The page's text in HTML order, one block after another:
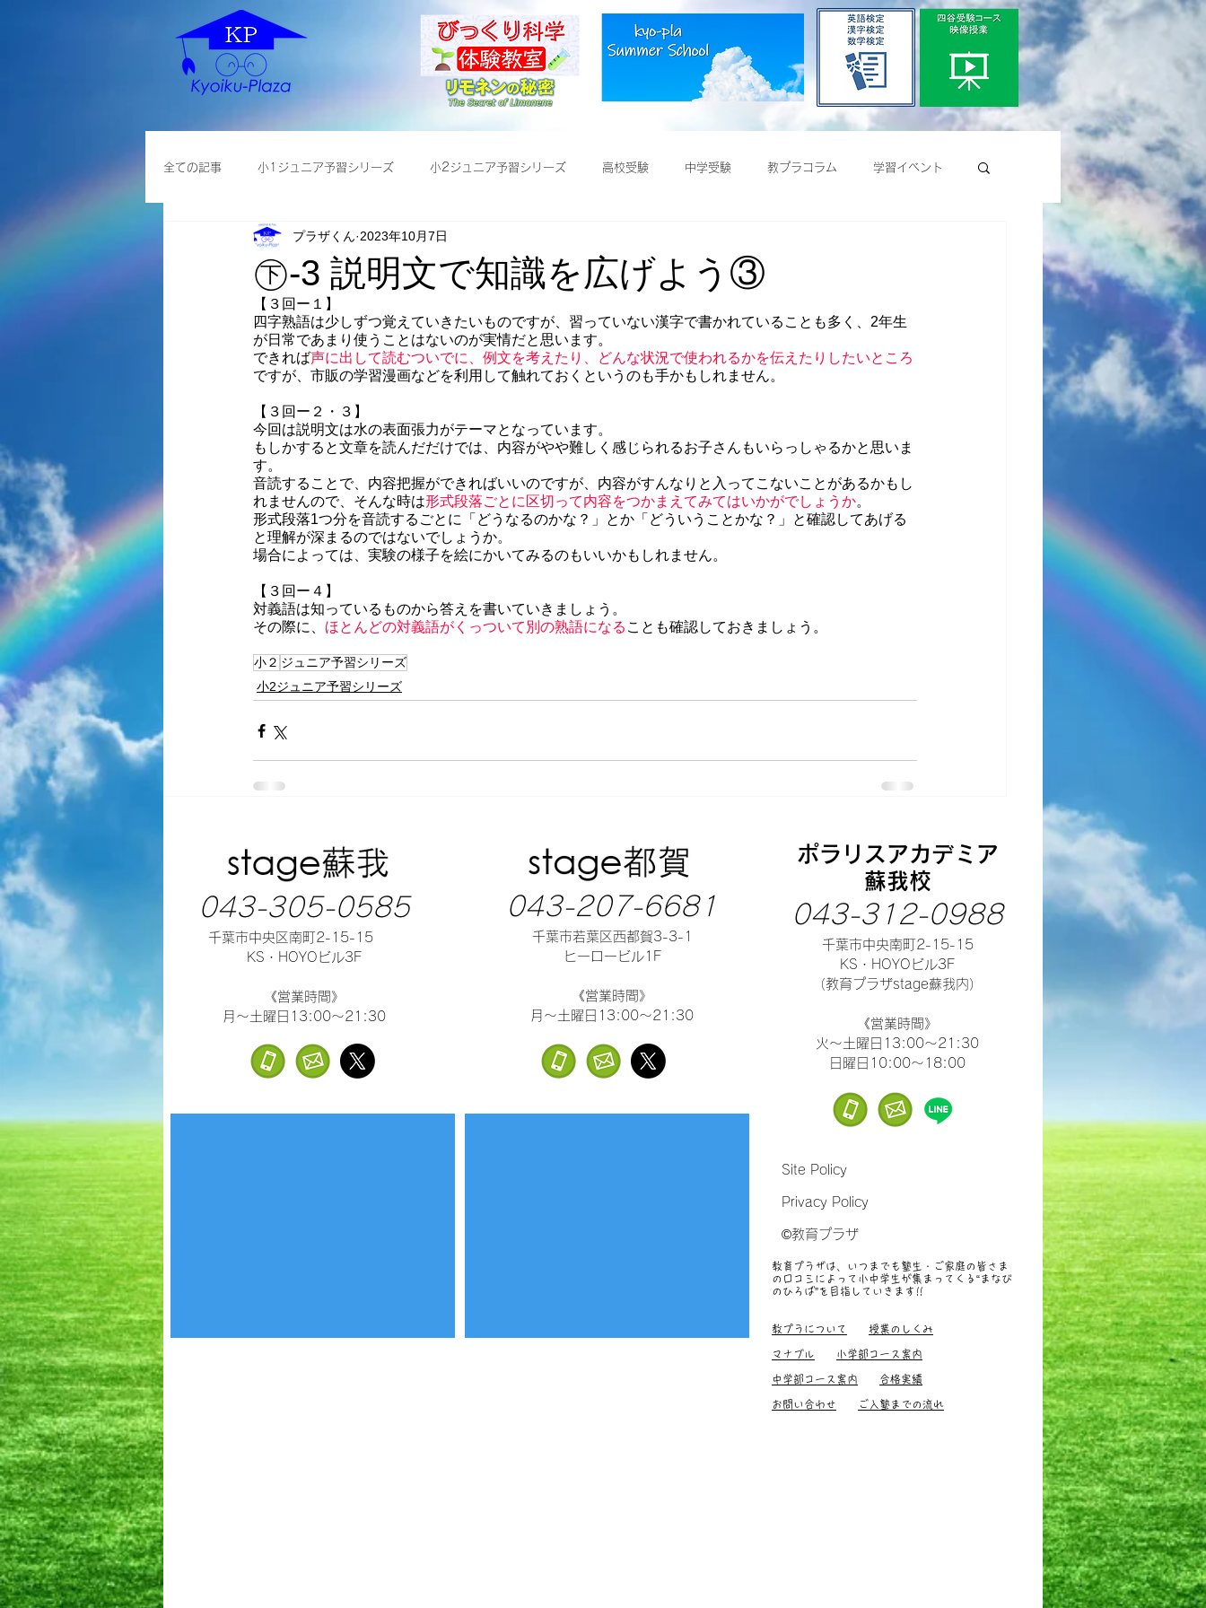
全ての記事 小1ジュニア予習シリーズ 小2ジュニア予習シリーズ 高校受験 中学受験 教プラコラム 学習イベント
各種説明会 小学英語 大学受験
㊦-3 説明文で知識を広げよう③
プラザくん 2023年10月7日
【３回ー１】
四字熟語は少しずつ覚えていきたいものですが、習っていない漢字で書かれていることも多く、2年生
が日常であまり使うことはないのが実情だと思います。
できれば声に出して読むついでに、例文を考えたり、どんな状況で使われるかを伝えたりしたいところ
ですが、市販の学習漫画などを利用して触れておくというのも手かもしれません。
【３回ー２・３】
今回は説明文は水の表面張力がテーマとなっています。
もしかすると文章を読んだだけでは、内容がやや難しく感じられるお子さんもいらっしゃるかと思いま
す。
音読することで、内容把握ができればいいのですが、内容がすんなりと入ってこないことがあるかもし
れませんので、そんな時は形式段落ごとに区切って内容をつかまえてみてはいかがでしょうか。
形式段落1つ分を音読するごとに「どうなるのかな？」とか「どういうことかな？」と確認してあげる
と理解が深まるのではないでしょうか。
場合によっては、実験の様子を絵にかいてみるのもいいかもしれません。
【３回ー４】
対義語は知っているものから答えを書いていきましょう。
その際に、 ほとんどの対義語がくっついて別の熟語になる ことも確認しておきましょう。
小２ ジュニア予習シリーズ
小2ジュニア予習シリーズ
043-305-0585
千葉市中央区南町2-15-15
KS・HOYOビル3F
《営業時間》
月～土曜日13:00～21:30
043-207-6681
千葉市若葉区西都賀3-3-1
ヒーロービル1F
《営業時間》
月～土曜日13:00～21:30
ポラリスアカデミア
蘇我校
043-312-0988
千葉市中央南町2-15-15
​KS・HOYOビル3F
（教育プラザstage蘇我内）
​《営業時間》
火～土曜日13:00～21:30
​日曜日10:00～18:00
Site Policy
Privacy Policy
©教育プラザ
教育プラザは、いつまでも塾生・ご家庭の皆さま
の口コミによって小中学生が集まってくる“まなび
のひろば”を目指していきます !!
教プラについて 授業のしくみ
マナブル 小学部コース案内
中学部コース案内 合格実績
お問い合わせ ご入塾までの流れ